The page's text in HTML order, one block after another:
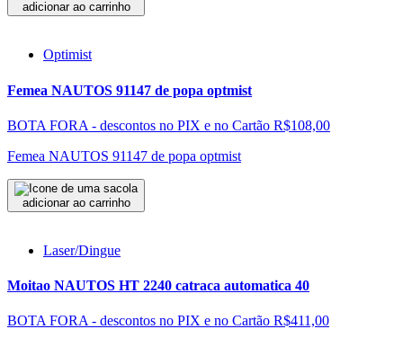
adicionar ao carrinho
Optimist
Femea NAUTOS 91147 de popa optmist
BOTA FORA - descontos no PIX e no Cartão R$108,00
Femea NAUTOS 91147 de popa optmist
adicionar ao carrinho
Laser/Dingue
Moitao NAUTOS HT 2240 catraca automatica 40
BOTA FORA - descontos no PIX e no Cartão R$411,00